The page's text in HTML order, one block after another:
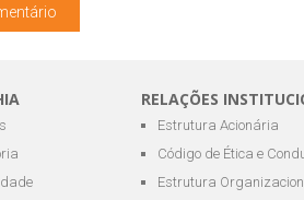
RELAÇÕES
Estrutura Acionária
Código de Ética e
Estrutura